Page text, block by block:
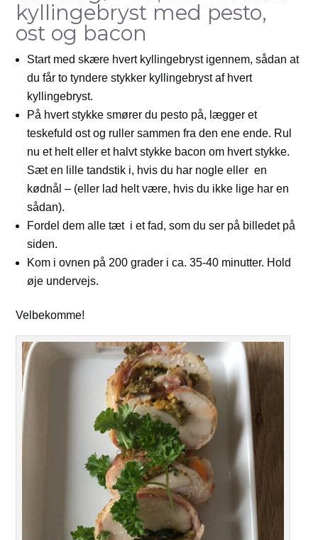
kyllingebryst med pesto,
ost og bacon
Start med skære hvert kyllingebryst igennem, sådan at
du får to tyndere stykker kyllingebryst af hvert
kyllingebryst.
På hvert stykke smører du pesto på, lægger et
teskefuld ost og ruller sammen fra den ene ende. Rul
nu et helt eller et halvt stykke bacon om hvert stykke.
Sæt en lille tandstik i, hvis du har nogle eller en
kødnål – (eller lad helt være, hvis du ikke lige har en
sådan).
Fordel dem alle tæt i et fad, som du ser på billedet på
siden.
Kom i ovnen på 200 grader i ca. 35-40 minutter. Hold
øje undervejs.
Velbekomme!